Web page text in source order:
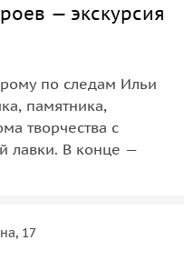
— экскурсия
по следам Ильи
памятника,
творчества с
лавки. В конце —
17